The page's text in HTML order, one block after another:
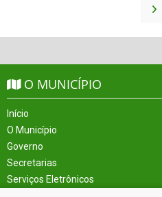
O MUNICÍPIO
Início
O Município
Governo
Secretarias
Serviços Eletrônicos